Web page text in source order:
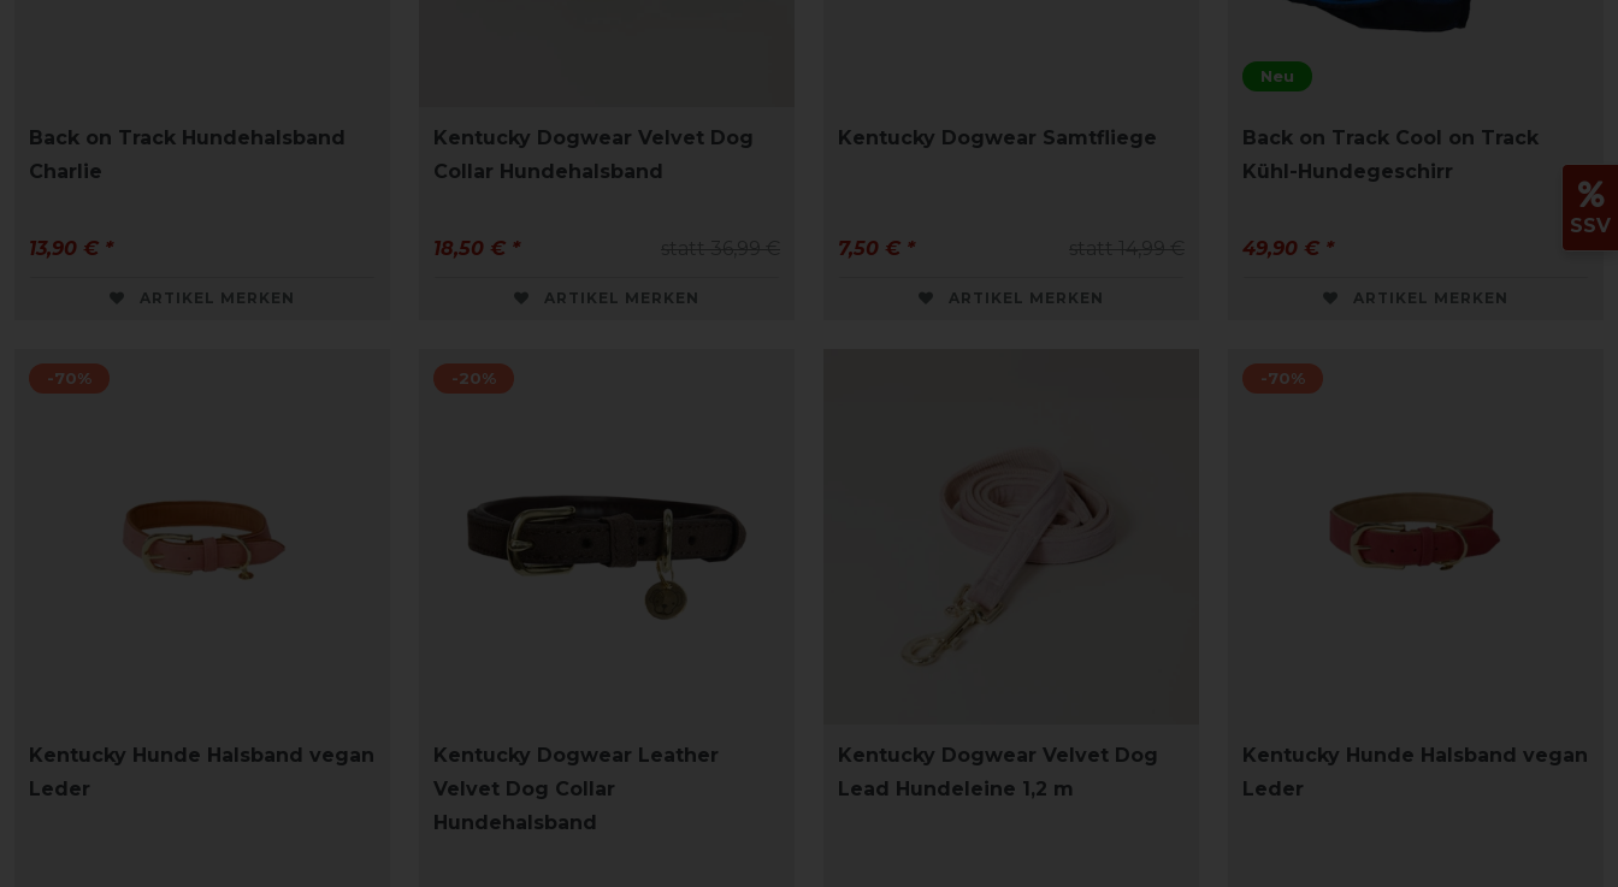
Back on Track Hundehalsband
Charlie
13,90 € *
ARTIKEL MERKEN
Kentucky Dogwear Velvet Dog
Collar Hundehalsband
18,50 € *
ARTIKEL MERKEN
Kentucky Dogwear Samtfliege
7,50 € *
ARTIKEL MERKEN
Neu
Back on Track Cool on Track
Kühl-Hundegeschirr
49,90 € *
ARTIKEL MERKEN
-70%
Kentucky Hunde Halsband vegan
Leder
-20%
Kentucky Dogwear Leather
Velvet Dog Collar
Hundehalsband
Kentucky Dogwear Velvet Dog
Lead Hundeleine 1,2 m
-70%
Kentucky Hunde Halsband vegan
Leder
SSV